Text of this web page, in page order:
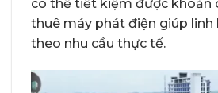
có thể tiết kiệm được khoản
thuê máy phát điện giúp linh
theo nhu cầu thực tế.